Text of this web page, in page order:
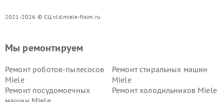
2021-2026 © СЦ vld.miele-fixim.ru
Мы ремонтируем
Ремонт роботов-пылесосов
Miele
Ремонт стиральных машин
Miele
Ремонт посудомоечных
Ремонт холодильников Miele